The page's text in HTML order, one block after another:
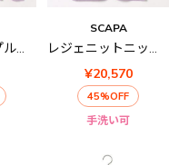
レジェニットプルオーバー
SCAPA
レジェニットニットベスト
¥20,570
45%OFF
手洗い可